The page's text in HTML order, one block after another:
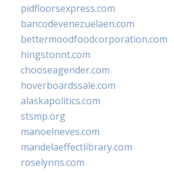
pidfloorsexpress.com
bancodevenezuelaen.com
bettermoodfoodcorporation.com
hingstonnt.com
chooseagender.com
hoverboardssale.com
alaskapolitics.com
stsmp.org
manoelneves.com
mandelaeffectlibrary.com
roselynns.com